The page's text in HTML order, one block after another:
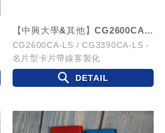
【中興大學&其他】CG2600CA-LS / CG3390CA-LS - 名片型...
CG2600CA-LS / CG3390CA-LS -
名片型卡片帶線客製化
DETAIL